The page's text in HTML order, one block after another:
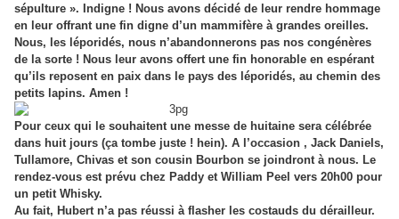
sépulture ». Indigne ! Nous avons décidé de leur rendre hommage
en leur offrant une fin digne d’un mammifère à grandes oreilles.
Nous, les léporidés, nous n’abandonnerons pas nos congénères
de la sorte ! Nous leur avons offert une fin honorable en espérant
qu’ils reposent en paix dans le pays des léporidés, au chemin des
petits lapins. Amen !
Pour ceux qui le souhaitent une messe de huitaine sera célébrée
dans huit jours (ça tombe juste ! hein). A l’occasion , Jack Daniels,
Tullamore, Chivas et son cousin Bourbon se joindront à nous. Le
rendez-vous est prévu chez Paddy et William Peel vers 20h00 pour
un petit Whisky.
Au fait, Hubert n’a pas réussi à flasher les costauds du dérailleur.